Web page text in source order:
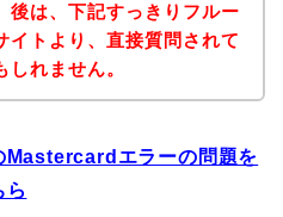
後は、下記すっきりフルー
イトより、直接質問されて
れません。
Mastercardエラーの問題を
ら